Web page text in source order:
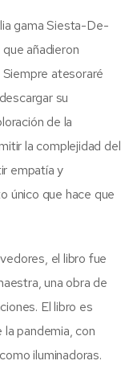
gama Siesta-De-
añadieron
atesoraré
su
de la
la complejidad del
empatía y
único que hace que
el libro fue
una obra de
El libro es
pandemia, con
iluminadoras.